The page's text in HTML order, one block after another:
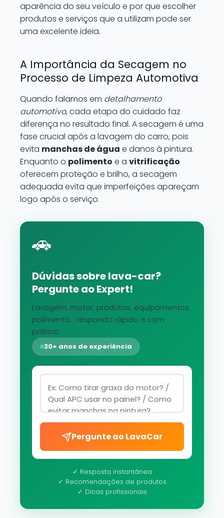
aparência do seu veículo e por que escolher
produtos e serviços que a utilizam pode ser
uma excelente ideia.
A Importância da Secagem no
Processo de Limpeza Automotiva
Quando falamos em detalhamento
automotivo, cada etapa do cuidado faz
diferença no resultado final. A secagem é uma
fase crucial após a lavagem do carro, pois
evita manchas de água e danos à pintura.
Enquanto o polimento e a vitrificação
oferecem proteção e brilho, a secagem
adequada evita que imperfeições apareçam
logo após o serviço.
🚗
Dúvidas sobre lava-car?
Pergunte ao Expert!
Lavagem, motor, produtos, equipamentos,
polimento... respondo rápido e com
prática.
30+ anos de experiência
Pergunte ao LavaCar
✓ Resposta instantânea
✓ Recomendações de produtos
✓ Dicas profissionais